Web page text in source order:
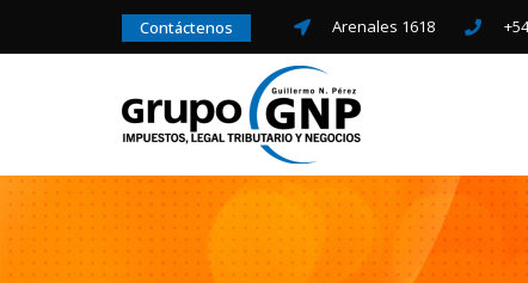
Contáctenos Arenales 1618